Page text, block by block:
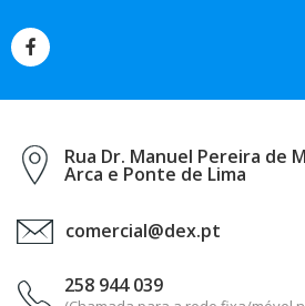
Rua Dr. Manuel Pereira de
Arca e Ponte de Lima
comercial@dex.pt
258 944 039